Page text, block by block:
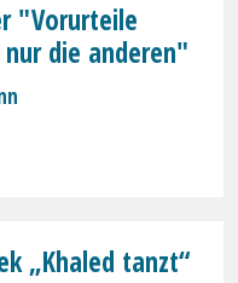
"Vorurteile
die anderen"
„Khaled tanzt“